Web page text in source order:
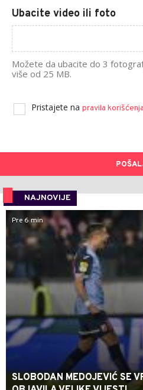
Ubacite video ili foto
Možete da ubacite do 3
više od 25 MB.
Pristajete na pravila korišćenja
NAJNOVIJE
Pre 6 min
SLOBODAN MEDOJEVIĆ SE